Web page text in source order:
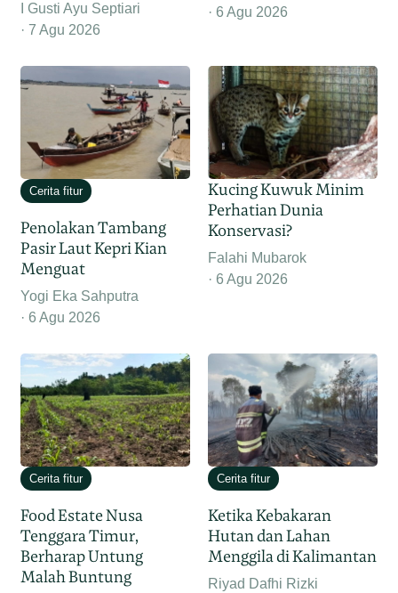
I Gusti Ayu Septiari
7 Agu 2026
6 Agu 2026
Cerita fitur
Penolakan Tambang
Pasir Laut Kepri Kian
Menguat
Yogi Eka Sahputra
6 Agu 2026
Kucing Kuwuk Minim
Perhatian Dunia
Konservasi?
Falahi Mubarok
6 Agu 2026
Cerita fitur
Food Estate Nusa
Tenggara Timur,
Berharap Untung
Malah Buntung
Cerita fitur
Ketika Kebakaran
Hutan dan Lahan
Menggila di Kalimantan
Riyad Dafhi Rizki